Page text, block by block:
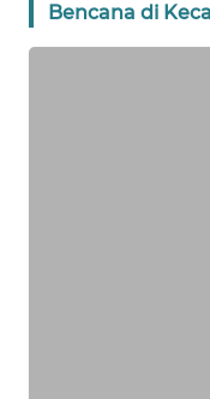
Bencana di
WN
JAKARTA